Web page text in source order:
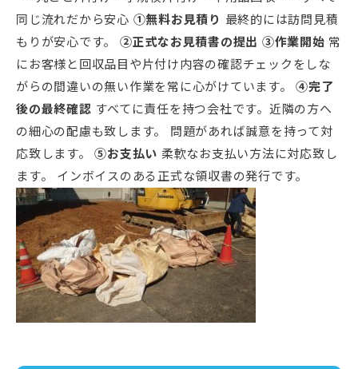
同じ流れだから安心 ①無料お見積り 最終的には訪問見積
もりが安心です。 ②正式なお見積書の提出 ③作業開始 常
にお客様と回収品目や片付け内容の確認チェックをしな
がらの間違いの無い作業を常に心がけています。④完了
後の最終確認 すべてに責任を持つ会社です。近隣の方へ
の細心の配慮も致します。 問題があれば誠意を持って対
応致します。⑤お支払い 柔軟なお支払い方法に対応致し
ます。 インボイスのある正式な領収書の発行です。